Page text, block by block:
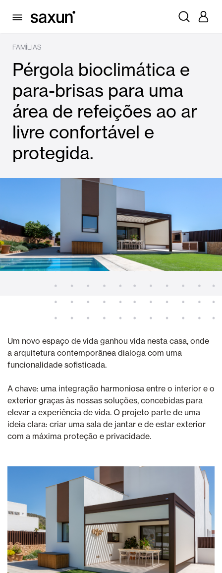
FAMÍLIAS
Pérgola bioclimática e
para-brisas para uma
área de refeições ao ar
livre confortável e
protegida.
Um novo espaço de vida ganhou vida nesta casa, onde
a arquitetura contemporânea dialoga com uma
funcionalidade sofisticada.
A chave: uma integração harmoniosa entre o interior e o
exterior graças às nossas soluções, concebidas para
elevar a experiência de vida. O projeto parte de uma
ideia clara: criar uma sala de jantar e de estar exterior
com a máxima proteção e privacidade.